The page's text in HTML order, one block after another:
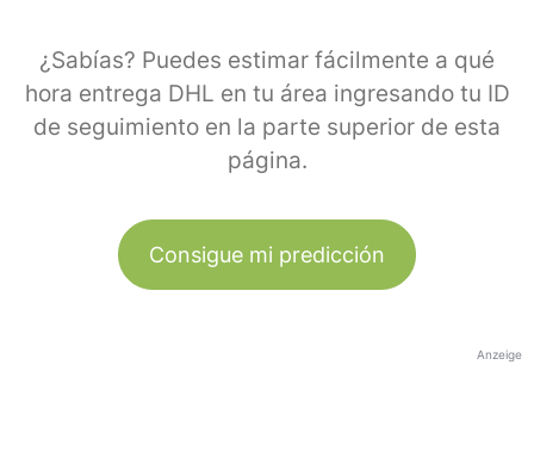
¿Sabías? Puedes estimar fácilmente a qué
hora entrega DHL en tu área ingresando tu ID
de seguimiento en la parte superior de esta
página.
Consigue mi predicción
Anzeige